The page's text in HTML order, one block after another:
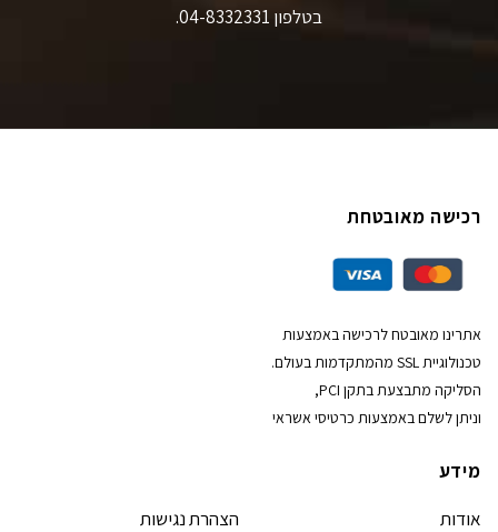
בטלפון 04-8332331.
רכישה מאובטחת
אתרינו מאובטח לרכישה באמצעות
טכנולוגיית SSL מהמתקדמות בעולם.
הסליקה מתבצעת בתקן PCI,
וניתן לשלם באמצעות כרטיסי אשראי
מידע
אודות
הצהרת נגישות